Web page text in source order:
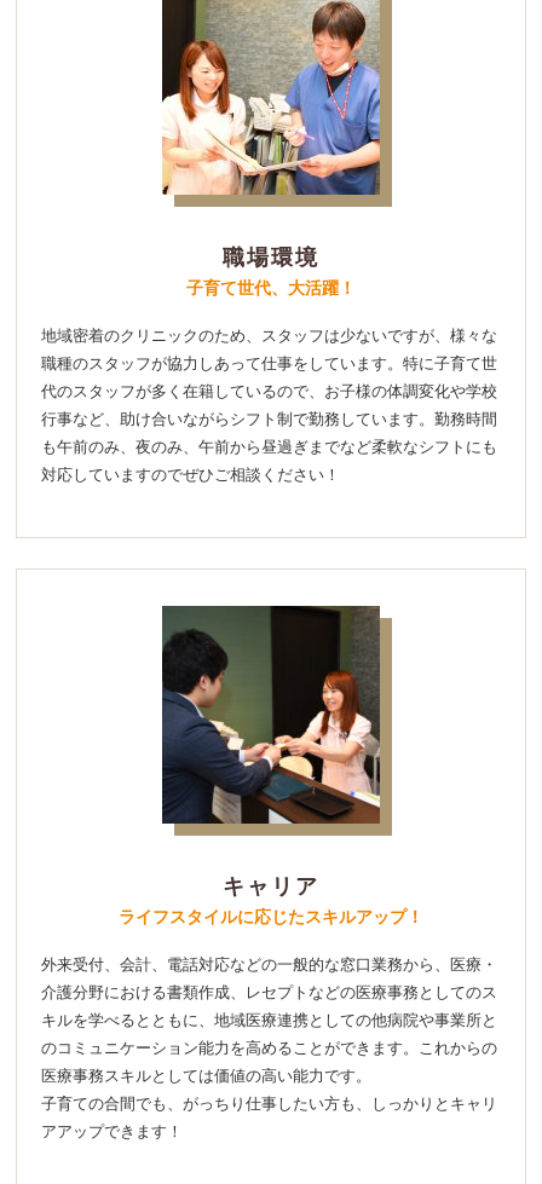
職場環境
子育て世代、大活躍！
地域密着のクリニックのため、スタッフは少ないですが、様々な
職種のスタッフが協力しあって仕事をしています。特に子育て世
代のスタッフが多く在籍しているので、お子様の体調変化や学校
行事など、助け合いながらシフト制で勤務しています。勤務時間
も午前のみ、夜のみ、午前から昼過ぎまでなど柔軟なシフトにも
対応していますのでぜひご相談ください！
キャリア
ライフスタイルに応じたスキルアップ！
外来受付、会計、電話対応などの一般的な窓口業務から、医療・
介護分野における書類作成、レセプトなどの医療事務としてのス
キルを学べるとともに、地域医療連携としての他病院や事業所と
のコミュニケーション能力を高めることができます。これからの
医療事務スキルとしては価値の高い能力です。
子育ての合間でも、がっちり仕事したい方も、しっかりとキャリ
アアップできます！